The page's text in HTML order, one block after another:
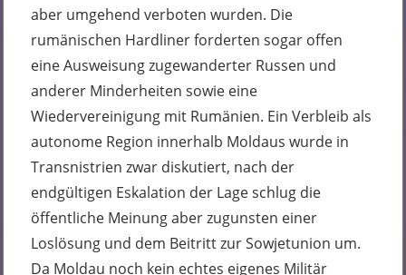
aber umgehend verboten wurden. Die
rumänischen Hardliner forderten sogar offen
eine Ausweisung zugewanderter Russen und
anderer Minderheiten sowie eine
Wiedervereinigung mit Rumänien. Ein Verbleib als
autonome Region innerhalb Moldaus wurde in
Transnistrien zwar diskutiert, nach der
endgültigen Eskalation der Lage schlug die
öffentliche Meinung aber zugunsten einer
Loslösung und dem Beitritt zur Sowjetunion um.
Da Moldau noch kein echtes eigenes Militär